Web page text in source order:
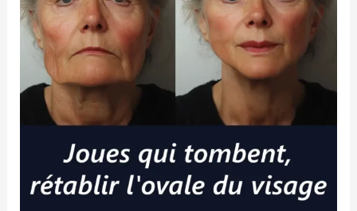
tombent…
comment
rétablir
l’ovale